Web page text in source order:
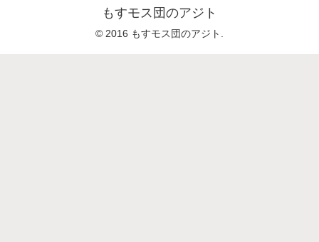
もすモス団のアジト
© 2016 もすモス団のアジト.